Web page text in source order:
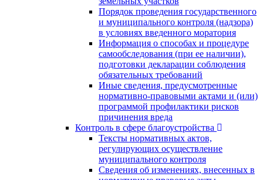
Порядок проведения государственного
и муниципального контроля (надзора)
в условиях введенного моратория
Информация о способах и процедуре
самообследования (при ее наличии),
подготовки декларации соблюдения
обязательных требований
Иные сведения, предусмотренные
нормативно-правовыми актами и (или)
программой профилактики рисков
причинения вреда
Контроль в сфере благоустройства
Тексты нормативных актов,
регулирующих осуществление
муниципального контроля
Сведения об изменениях, внесенных в